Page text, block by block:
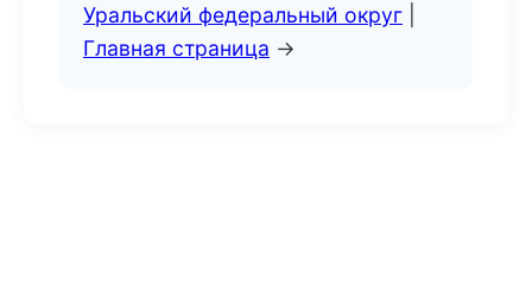
Уральский федеральный округ
Главная страница →